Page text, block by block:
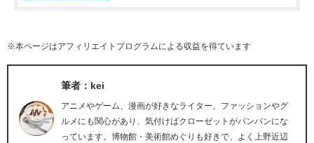
※本ページはアフィリエイトプログラムによる収益を得ています
筆者：kei
アニメやゲーム、漫画が好きなライター。ファッションやグ
ルメにも関心があり、気付けばクローゼットがパンパンにな
っています。博物館・美術館めぐりも好きで、よく上野近辺